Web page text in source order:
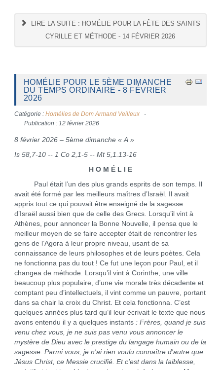
LIRE LA SUITE : HOMÉLIE POUR LA FÊTE DES SAINTS
CYRILLE ET MÉTHODE - 14 FÉVRIER 2026
HOMÉLIE POUR LE 5ÈME DIMANCHE
DU TEMPS ORDINAIRE - 8 FÉVRIER
2026
Catégorie : Homélies de Dom Armand Veilleux
Publication : 12 février 2026
8 février 2026 – 5ème dimanche « A »
Is 58,7-10 -- 1 Co 2,1-5 -- Mt 5,1.13-16
H O M É L I E
Paul était l’un des plus grands esprits de son temps. Il
avait été formé par les meilleurs maîtres d’Israël. Il avait
appris tout ce qui pouvait être enseigné de la sagesse
d’Israël aussi bien que de celle des Grecs. Lorsqu’il vint à
Athènes, pour annoncer la Bonne Nouvelle, il pensa que le
meilleur moyen de se faire accepter était de rencontrer les
gens de l’Agora à leur propre niveau, usant de sa
connaissance de leurs philosophes et de leurs poètes. Cela
ne fonctionna pas du tout ! Ce fut une leçon pour Paul, et il
changea de méthode. Lorsqu’il vint à Corinthe, une ville
beaucoup plus populaire, d’une vie morale très décadente et
comptant peu d’intellectuels, il vint comme un pauvre, portant
dans sa chair la croix du Christ. Et cela fonctionna. C’est
quelques années plus tard qu’il leur écrivait le texte que nous
avons entendu il y a quelques instants : Frères, quand je suis
venu chez vous, je ne suis pas venu vous annoncer le
mystère de Dieu avec le prestige du langage humain ou de la
sagesse. Parmi vous, je n'ai rien voulu connaître d'autre que
Jésus Christ, ce Messie crucifié. Et c'est dans la faiblesse,